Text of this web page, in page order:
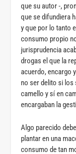
que su autor -,
que se difundiera
y que por lo tanto
consumo propio
jurisprudencia
drogas el que la
acuerdo, encargo
no ser delito si los
camello y sí en
encargaban la
Algo parecido
plantar en una
consumo de tan